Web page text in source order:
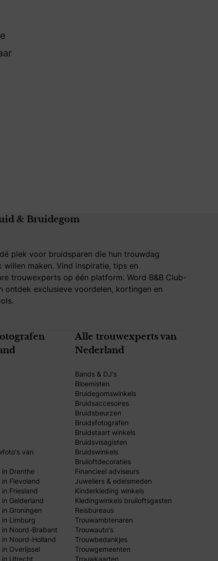
& Bruidegom
plek voor bruidsparen die hun trouwdag
willen maken. Vind inspiratie, tips en
trouwexperts op één platform. Word B&B Club-
ontdek exclusieve voordelen, kortingen en
van
Drenthe
Flevoland
Friesland
Gelderland
Groningen
Limburg
Noord-Brabant
Noord-Holland
Overijssel
Utrecht
Alle trouwexperts van
Nederland
Bands & DJ's
Bloemisten
Bruidegomswinkels
Bruidsaccesoires
Bruidsbeurzen
Bruidsfotografen
Bruidstaart winkels
Bruidsvisagisten
Bruidswinkels
Bruiloftdecoraties
Financieel adviseurs
Juweliers & edelsmeden
Kinderkleding winkels
Kledingwinkels bruiloftsgasten
Reisbureaus
Trouwambtenaren
Trouwauto's
Trouwbedankjes
Trouwgemeenten
Trouwkaarten